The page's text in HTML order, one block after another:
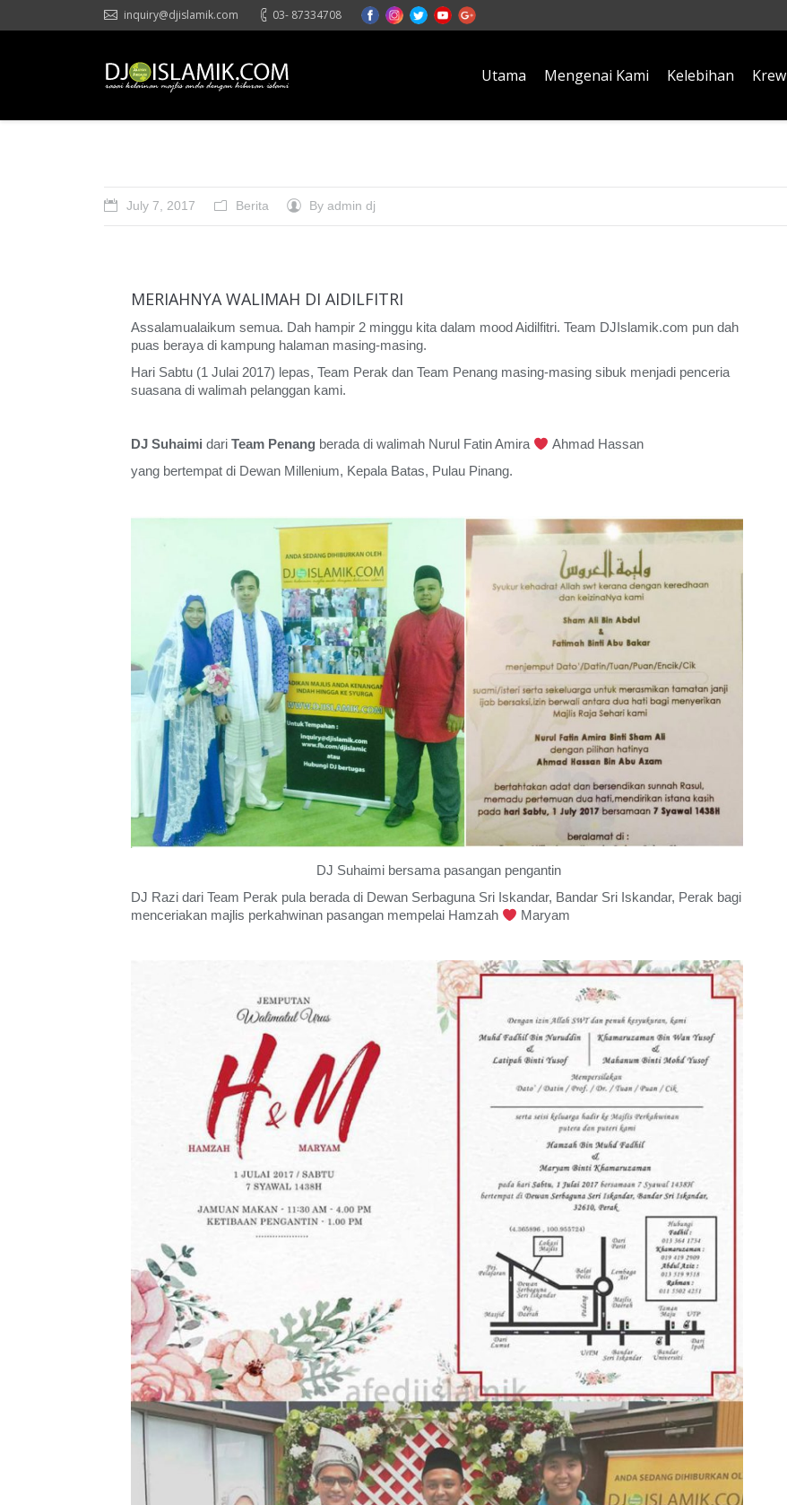
inquiry@djislamik.com 03- 87334708
Utama Mengenai Kami Kelebihan Krew
July 7, 2017 Berita By admin dj
MERIAHNYA WALIMAH DI AIDILFITRI
Assalamualaikum semua. Dah hampir 2 minggu kita dalam mood Aidilfitri. Team DJIslamik.com pun dah
puas beraya di kampung halaman masing-masing.
Hari Sabtu (1 Julai 2017) lepas, Team Perak dan Team Penang masing-masing sibuk menjadi penceria
suasana di walimah pelanggan kami.
DJ Suhaimi dari Team Penang berada di walimah Nurul Fatin Amira
Ahmad Hassan
yang bertempat di Dewan Millenium, Kepala Batas, Pulau Pinang.
DJ Suhaimi bersama pasangan pengantin
DJ Razi dari Team Perak pula berada di Dewan Serbaguna Sri Iskandar, Bandar Sri Iskandar, Perak bagi
menceriakan majlis perkahwinan pasangan mempelai Hamzah
Maryam